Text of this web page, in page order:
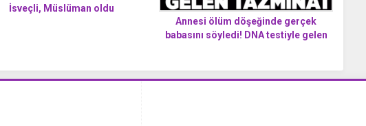
İsveçli, Müslüman oldu
Annesi ölüm döşeğinde gerçek
babasını söyledi! DNA testiyle gelen